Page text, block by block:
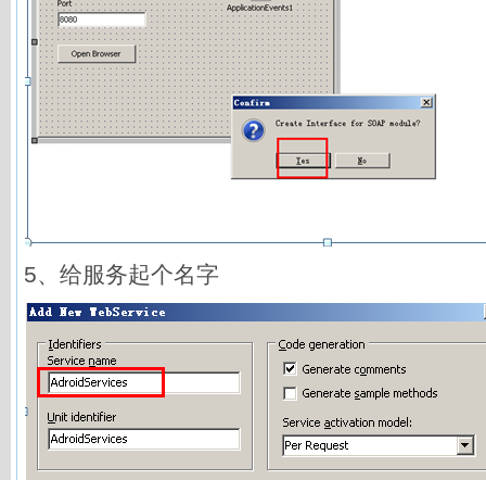
5、给服务起个名字